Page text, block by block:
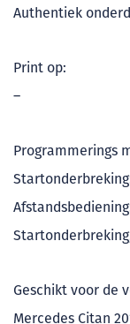
Authentiek
Print op:
–
Programmerings
Geschikt voor de
Mercedes Citan